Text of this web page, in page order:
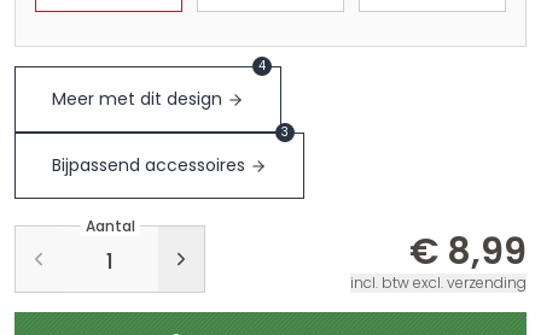
Meer met dit design
4
Bijpassend accessoires
3
Aantal
€ 8,99
incl. btw excl. verzending